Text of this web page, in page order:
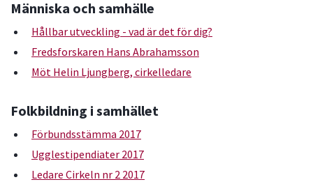
Människa och samhälle
Hållbar utveckling - vad är det för dig?
Fredsforskaren Hans Abrahamsson
Möt Helin Ljungberg, cirkelledare
Folkbildning i samhället
Förbundsstämma 2017
Ugglestipendiater 2017
Ledare Cirkeln nr 2 2017